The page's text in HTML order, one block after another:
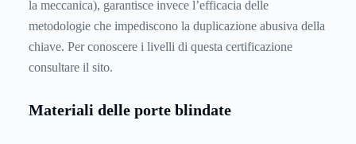
la meccanica), garantisce invece l’efficacia delle
metodologie che impediscono la duplicazione abusiva della
chiave. Per conoscere i livelli di questa certificazione
consultare il sito.
Materiali delle porte blindate